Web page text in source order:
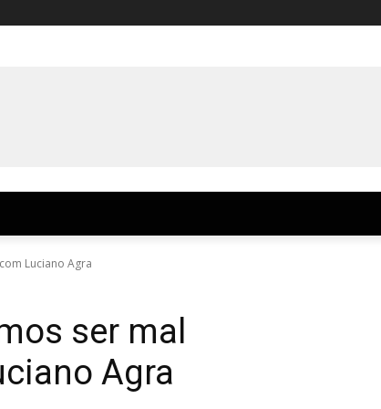
Luciano Agra
ser mal
Agra